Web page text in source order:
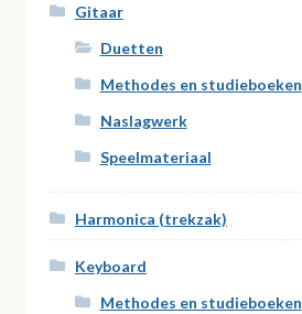
Gitaar
Duetten
Methodes en studieboeken
Naslagwerk
Speelmateriaal
Harmonica (trekzak)
Keyboard
Methodes en studieboeken